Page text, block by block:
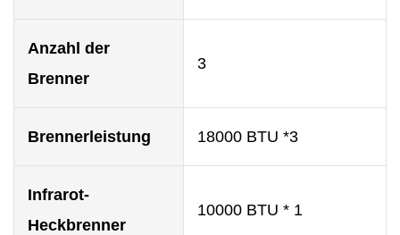
Anzahl der
Brenner
3
Brennerleistung 18000 BTU *3
Infrarot-
Heckbrenner
10000 BTU * 1